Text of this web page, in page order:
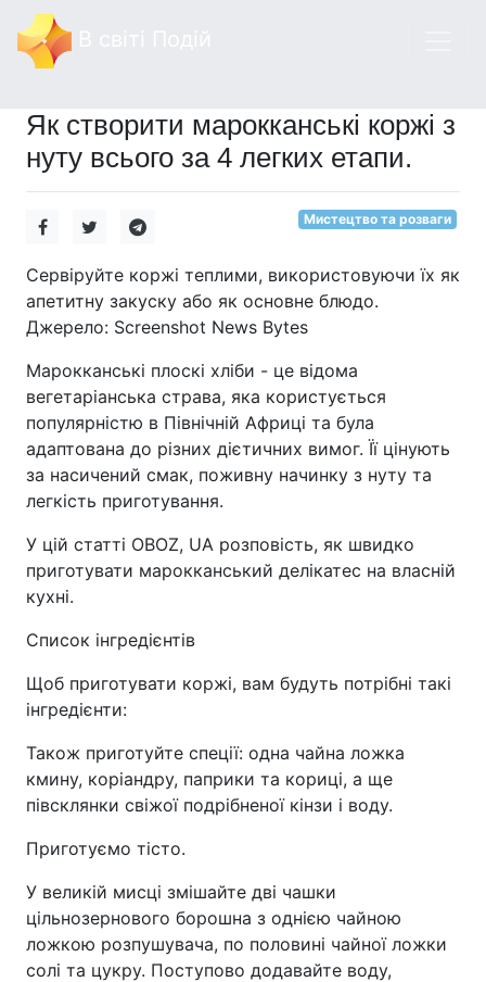
Як створити марокканські коржі з
нуту всього за 4 легких етапи.
Мистецтво та розваги
Сервіруйте коржі теплими, використовуючи їх як
апетитну закуску або як основне блюдо.
Джерело: Screenshot News Bytes
Марокканські плоскі хліби - це відома
вегетаріанська страва, яка користується
популярністю в Північній Африці та була
адаптована до різних дієтичних вимог. Її цінують
за насичений смак, поживну начинку з нуту та
легкість приготування.
У цій статті OBOZ, UA розповість, як швидко
приготувати марокканський делікатес на власній
кухні.
Список інгредієнтів
Щоб приготувати коржі, вам будуть потрібні такі
інгредієнти:
Також приготуйте спеції: одна чайна ложка
кмину, коріандру, паприки та кориці, а ще
півсклянки свіжої подрібненої кінзи і воду.
Приготуємо тісто.
У великій мисці змішайте дві чашки
цільнозернового борошна з однією чайною
ложкою розпушувача, по половині чайної ложки
солі та цукру. Поступово додавайте воду,